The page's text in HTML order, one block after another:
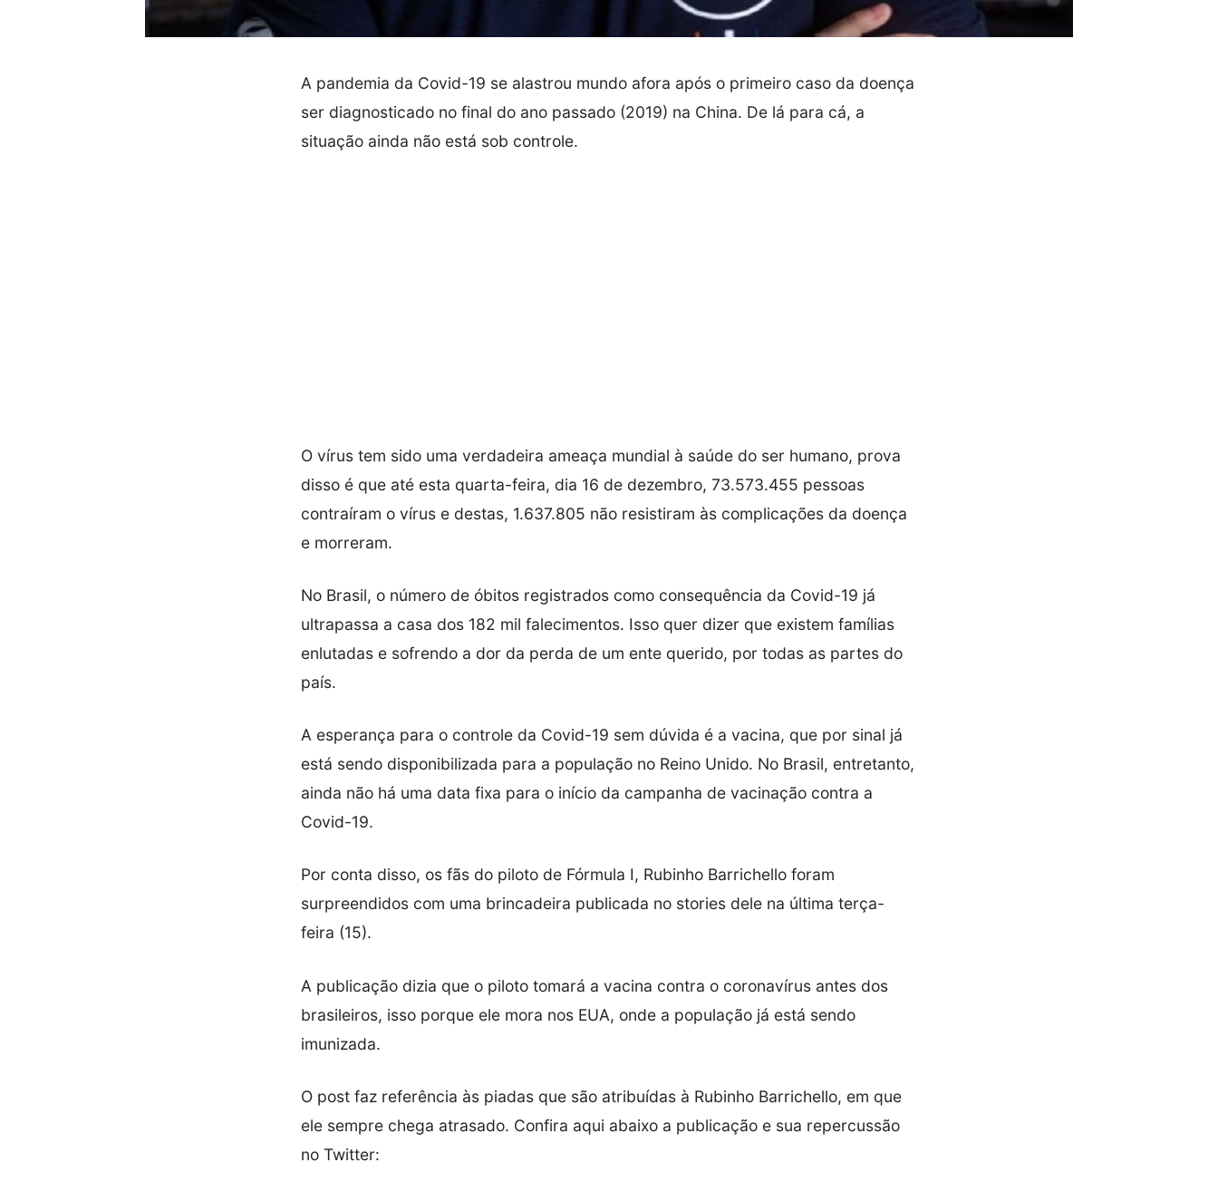
A pandemia da Covid-19 se alastrou mundo afora após o primeiro caso da doença
ser diagnosticado no final do ano passado (2019) na China. De lá para cá, a
situação ainda não está sob controle.
O vírus tem sido uma verdadeira ameaça mundial à saúde do ser humano, prova
disso é que até esta quarta-feira, dia 16 de dezembro, 73.573.455 pessoas
contraíram o vírus e destas, 1.637.805 não resistiram às complicações da doença
e morreram.
No Brasil, o número de óbitos registrados como consequência da Covid-19 já
ultrapassa a casa dos 182 mil falecimentos. Isso quer dizer que existem famílias
enlutadas e sofrendo a dor da perda de um ente querido, por todas as partes do
país.
A esperança para o controle da Covid-19 sem dúvida é a vacina, que por sinal já
está sendo disponibilizada para a população no Reino Unido. No Brasil, entretanto,
ainda não há uma data fixa para o início da campanha de vacinação contra a
Covid-19.
Por conta disso, os fãs do piloto de Fórmula I, Rubinho Barrichello foram
surpreendidos com uma brincadeira publicada no stories dele na última terça-
feira (15).
A publicação dizia que o piloto tomará a vacina contra o coronavírus antes dos
brasileiros, isso porque ele mora nos EUA, onde a população já está sendo
imunizada.
O post faz referência às piadas que são atribuídas à Rubinho Barrichello, em que
ele sempre chega atrasado. Confira aqui abaixo a publicação e sua repercussão
no Twitter: